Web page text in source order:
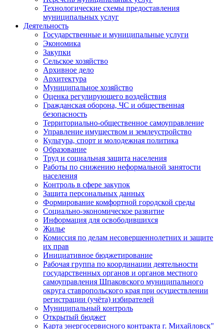
Технологические схемы предоставления
муниципальных услуг
Деятельность
Государственные и муниципальные услуги
Экономика
Закупки
Сельское хозяйство
Архивное дело
Архитектура
Муниципальное хозяйство
Оценка регулирующего воздействия
Гражданская оборона, ЧС и общественная
безопасность
Территориально-общественное самоуправление
Управление имуществом и землеустройство
Культура, спорт и молодежная политика
Образование
Труд и социальная защита населения
Работы по снижению неформальной занятости
населения
Контроль в сфере закупок
Защита персональных данных
Формирование комфортной городской среды
Социально-экономическое развитие
Информация для освободившихся
Жилье
Комиссия по делам несовершеннолетних и защите
их прав
Инициативное бюджетирование
Рабочая группа по координации деятельности
государственных органов и органов местного
самоуправления Шпаковского муниципального
округа ставропольского края при осуществлении
регистрации (учёта) избирателей
Муниципальный контроль
Открытый бюджет
Карта энергосервисного контракта г. Михайловск"